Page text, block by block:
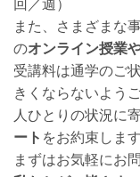
回／週）
また、さまざまな
のオンライン授業
受講料は通学のご
きくならないよう
人ひとりの状況に
ート をお約束します
まずはお気軽にお